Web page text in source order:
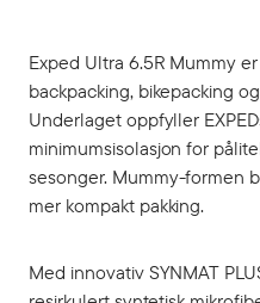
Exped Ultra 6.5R Mummy
backpacking, bikepacking
Underlaget oppfyller
minimumsisolasjon for
sesonger. Mummy-formen
mer kompakt pakking.
Med innovativ SYNMAT